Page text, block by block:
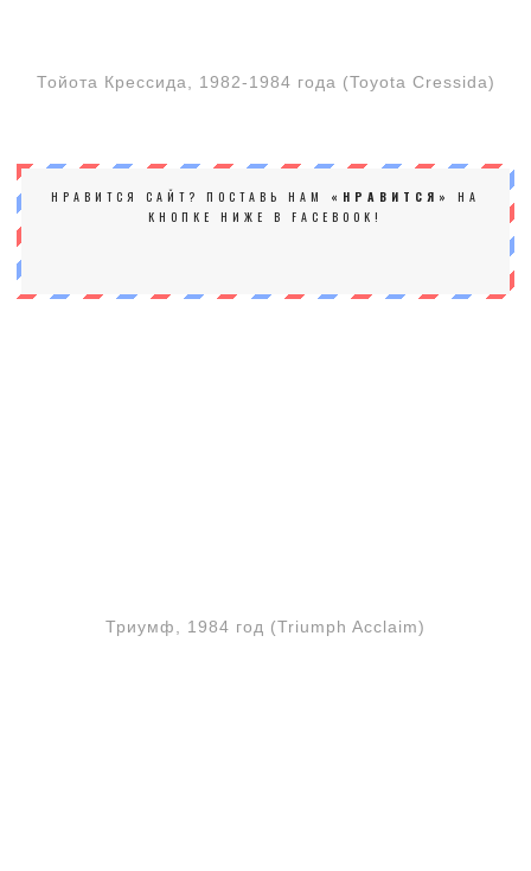
Тойота Крессида, 1982-1984 года (Toyota Cressida)
НРАВИТСЯ САЙТ? ПОСТАВЬ НАМ «НРАВИТСЯ»
НА
КНОПКЕ НИЖЕ В FACEBOOK!
Триумф, 1984 год (Triumph Acclaim)